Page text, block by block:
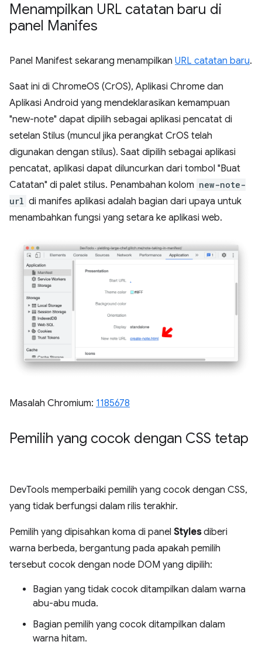
Menampilkan URL catatan baru di
panel Manifes
Panel Manifest sekarang menampilkan URL catatan baru.
Saat ini di ChromeOS (CrOS), Aplikasi Chrome dan
Aplikasi Android yang mendeklarasikan kemampuan
"new-note" dapat dipilih sebagai aplikasi pencatat di
setelan Stilus (muncul jika perangkat CrOS telah
digunakan dengan stilus). Saat dipilih sebagai aplikasi
pencatat, aplikasi dapat diluncurkan dari tombol "Buat
Catatan" di palet stilus. Penambahan kolom new-note-
url di manifes aplikasi adalah bagian dari upaya untuk
menambahkan fungsi yang setara ke aplikasi web.
Masalah Chromium: 1185678
Pemilih yang cocok dengan CSS tetap
DevTools memperbaiki pemilih yang cocok dengan CSS,
yang tidak berfungsi dalam rilis terakhir.
Pemilih yang dipisahkan koma di panel Stylesdiberi
warna berbeda, bergantung pada apakah pemilih
tersebut cocok dengan node DOM yang dipilih:
Bagian yang tidak cocok ditampilkan dalam warna
abu-abu muda.
Bagian pemilih yang cocok ditampilkan dalam
warna hitam.